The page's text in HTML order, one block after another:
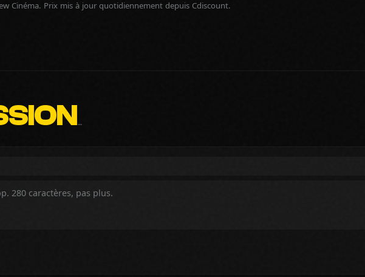
Cinéma. Prix mis à jour quotidiennement depuis Cdiscount.
…